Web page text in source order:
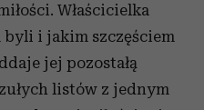
Właścicielka
i jakim szczęściem
jej pozostałą
listów z jednym